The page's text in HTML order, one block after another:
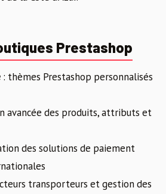
Prestashop
: thèmes Prestashop personnalisés
avancée des produits, attributs et
des solutions de paiement
transporteurs et gestion des